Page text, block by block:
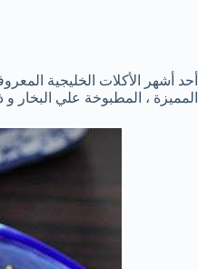
أحد أشهر الأكلات الخليجية
المميزة ، المطبوخة علي البخار